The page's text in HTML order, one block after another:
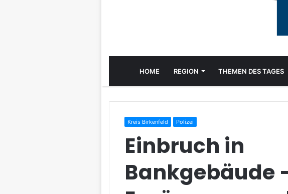
HOME REGION THEMEN DES TAGES
Kreis Birkenfeld Polizei
Einbruch in
Bankgebäude